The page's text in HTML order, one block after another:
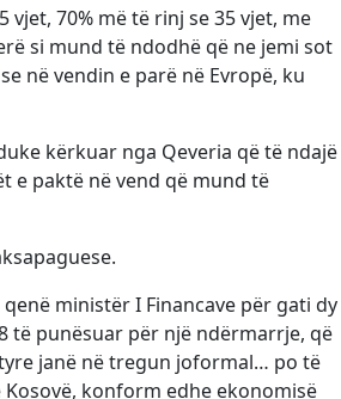
70% më të rinj se 35 vjet, me
si mund të ndodhë që ne jemi sot
në vendin e parë në Evropë, ku
kërkuar nga Qeveria që të ndajë
e paktë në vend që mund të
ministër I Financave për gati dy
të punësuar për një ndërmarrje, që
janë në tregun joformal… po të
konform edhe ekonomisë